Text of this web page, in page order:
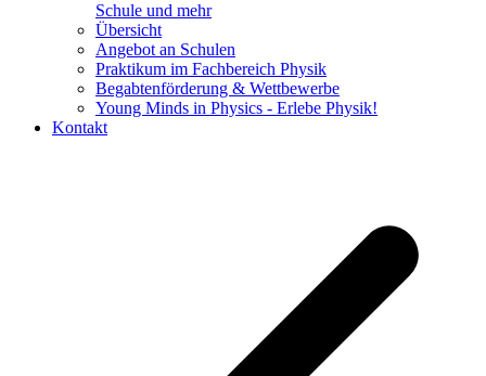
Schule und mehr
Übersicht
Angebot an Schulen
Praktikum im Fachbereich Physik
Begabtenförderung & Wettbewerbe
Young Minds in Physics - Erlebe Physik!
Kontakt